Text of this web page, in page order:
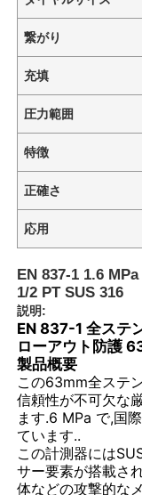
繋がり
充填
圧力範囲
特徴
正確さ
応用
EN 837-1 1.6
1/2 PT SUS 316
説明:
EN 837-1 全ステ
ローアウト防護
製品概要
この63mm全ステ
信頼性が不可欠な
ます.6 MPa で,国
ています..
この計測器には
サー要素が搭載さ
体などの攻撃的な